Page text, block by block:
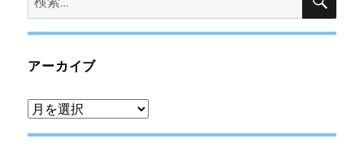
索:
アーカイブ
ア
ー